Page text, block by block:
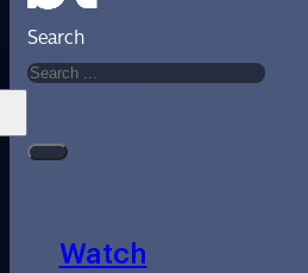
Search
Watch